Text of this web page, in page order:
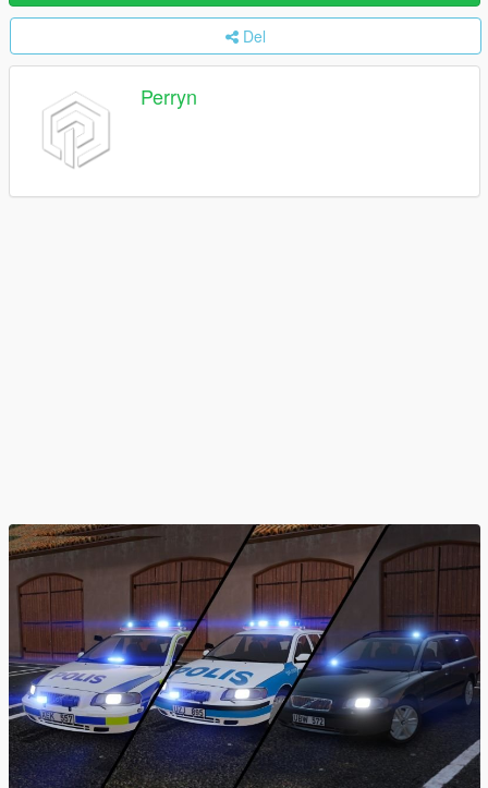
Del
Perryn